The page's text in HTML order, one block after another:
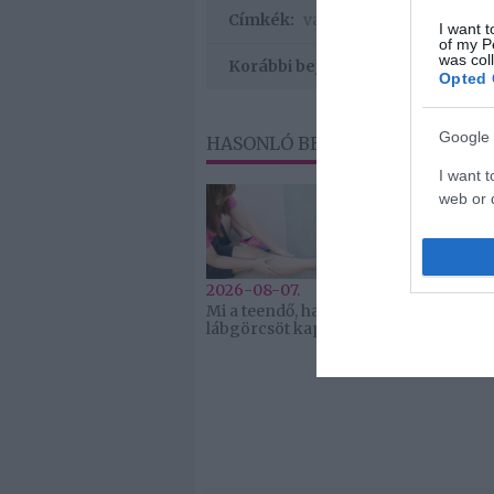
I want
of my
was
Opted
Google
I want
web or
I want
Címkék: válás Jason
Korábbi bejegyzések
HASONLÓ BEJEGYZÉSEK
2026-08-07.
Mi a teendő, ha
lábgörcsöt kapsz?
2026-08-07.